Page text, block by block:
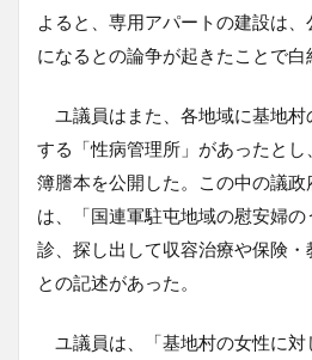
よると、専用アパートの建設は
になるとの論争が起きたことで白
ユ議員はまた、各地域に基地村
する「性病管理所」があったと
簿謄本を公開した。この中の議政
は、「国連軍駐屯地域の慰安婦
診、探し出して収容治療や保険・
との記述があった。
ユ議員は、「基地村の女性に対